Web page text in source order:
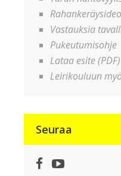
Vastauksia
Pukeutumisohje
Lataa esite (PDF)
Leirikouluun
Seuraa
Facebook
YouTube